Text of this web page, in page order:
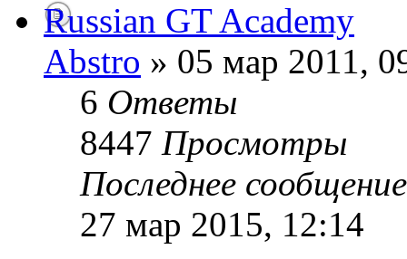
Russian GT Academy
Abstro » 05 мар 2011,
6 Ответы
8447 Просмотры
Последнее
27 мар 2015, 12:14